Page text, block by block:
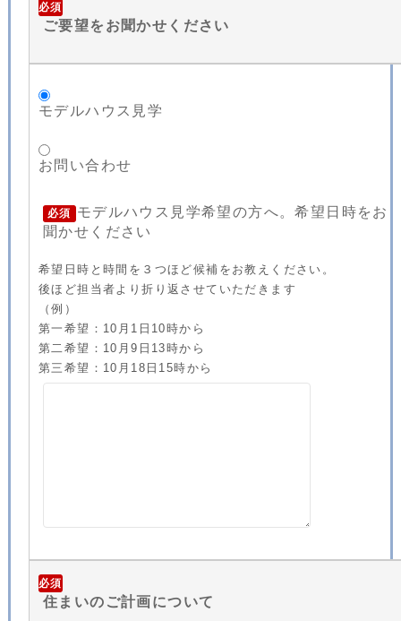
必須
ご要望をお聞かせください
モデルハウス見学
お問い合わせ
必須
モデルハウス見学希望の方へ。希望日時をお
聞かせください
希望日時と時間を３つほど候補をお教えください。
後ほど担当者より折り返させていただきます
（例）
第一希望：10月1日10時から
第二希望：10月9日13時から
第三希望：10月18日15時から
必須
住まいのご計画について